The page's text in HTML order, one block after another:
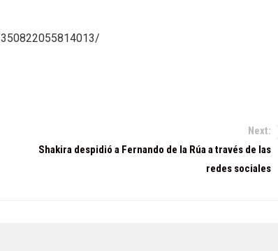
Next:
Shakira despidió a Fernando de la Rúa a través de las
redes sociales